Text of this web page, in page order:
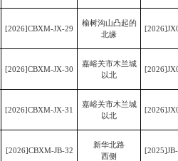
[2026]CBXM-JX-29
榆树沟山凸起的
北缘
[2026]CBXM-JX-30
嘉峪关市木兰城
以北
[2026]CBXM-JX-31
嘉峪关市木兰城
以北
[2026]CBXM-JB-32
新华北路
西侧